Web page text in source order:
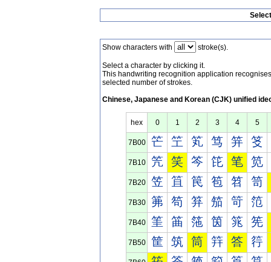
Show characters with stroke(s).
Select a character by clicking it.
This handwriting recognition application
selected number of strokes.
Chinese, Japanese and Korean (CJK) unified
hex 0 1 2 3 4 5
7B00 笀 笁 笂 笃 笄 笅
7B10 笐 笑 笒 笓 笔 笕
7B20 笠 笡 笢 笣 笤 笥
7B30 笰 笱 笲 笳 笴 笵
7B40 筀 筁 筂 筃 筄 筅
7B50 筐 筑 筒 筓 答 筕